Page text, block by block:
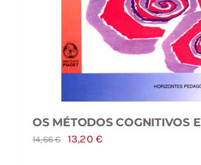
OS MÉTODOS COGNITIVOS
14,66€
O
13,20€O